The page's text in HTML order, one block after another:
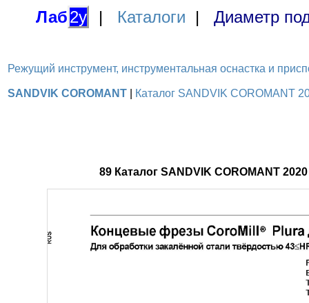
Лаб2у | Каталоги | Диаметр
Режущий инструмент, инструментальная оснастка и
SANDVIK COROMANT Каталог SANDVIK COROMANT
89 Каталог SANDVIK COROMANT